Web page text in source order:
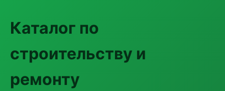
Каталог по
строительству и
ремонту